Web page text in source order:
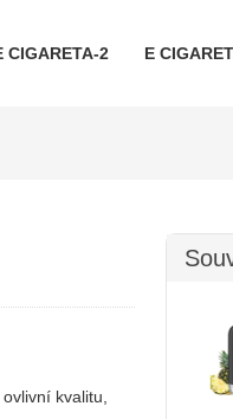
CIGARETA-2 E
kvalitu,